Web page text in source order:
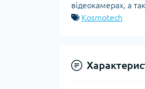
відеокамерах, а
Kosmotech